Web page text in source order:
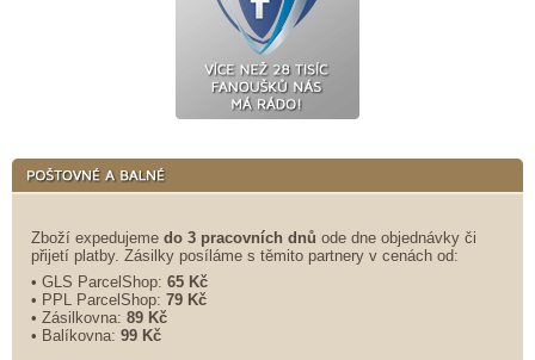
Zboží expedujeme do 3 pracovních dnů ode dne objednávky či
přijetí platby. Zásilky posíláme s těmito partnery v cenách od:
• GLS ParcelShop: 65 Kč
• PPL ParcelShop: 79 Kč
• Zásilkovna: 89 Kč
• Balíkovna: 99 Kč